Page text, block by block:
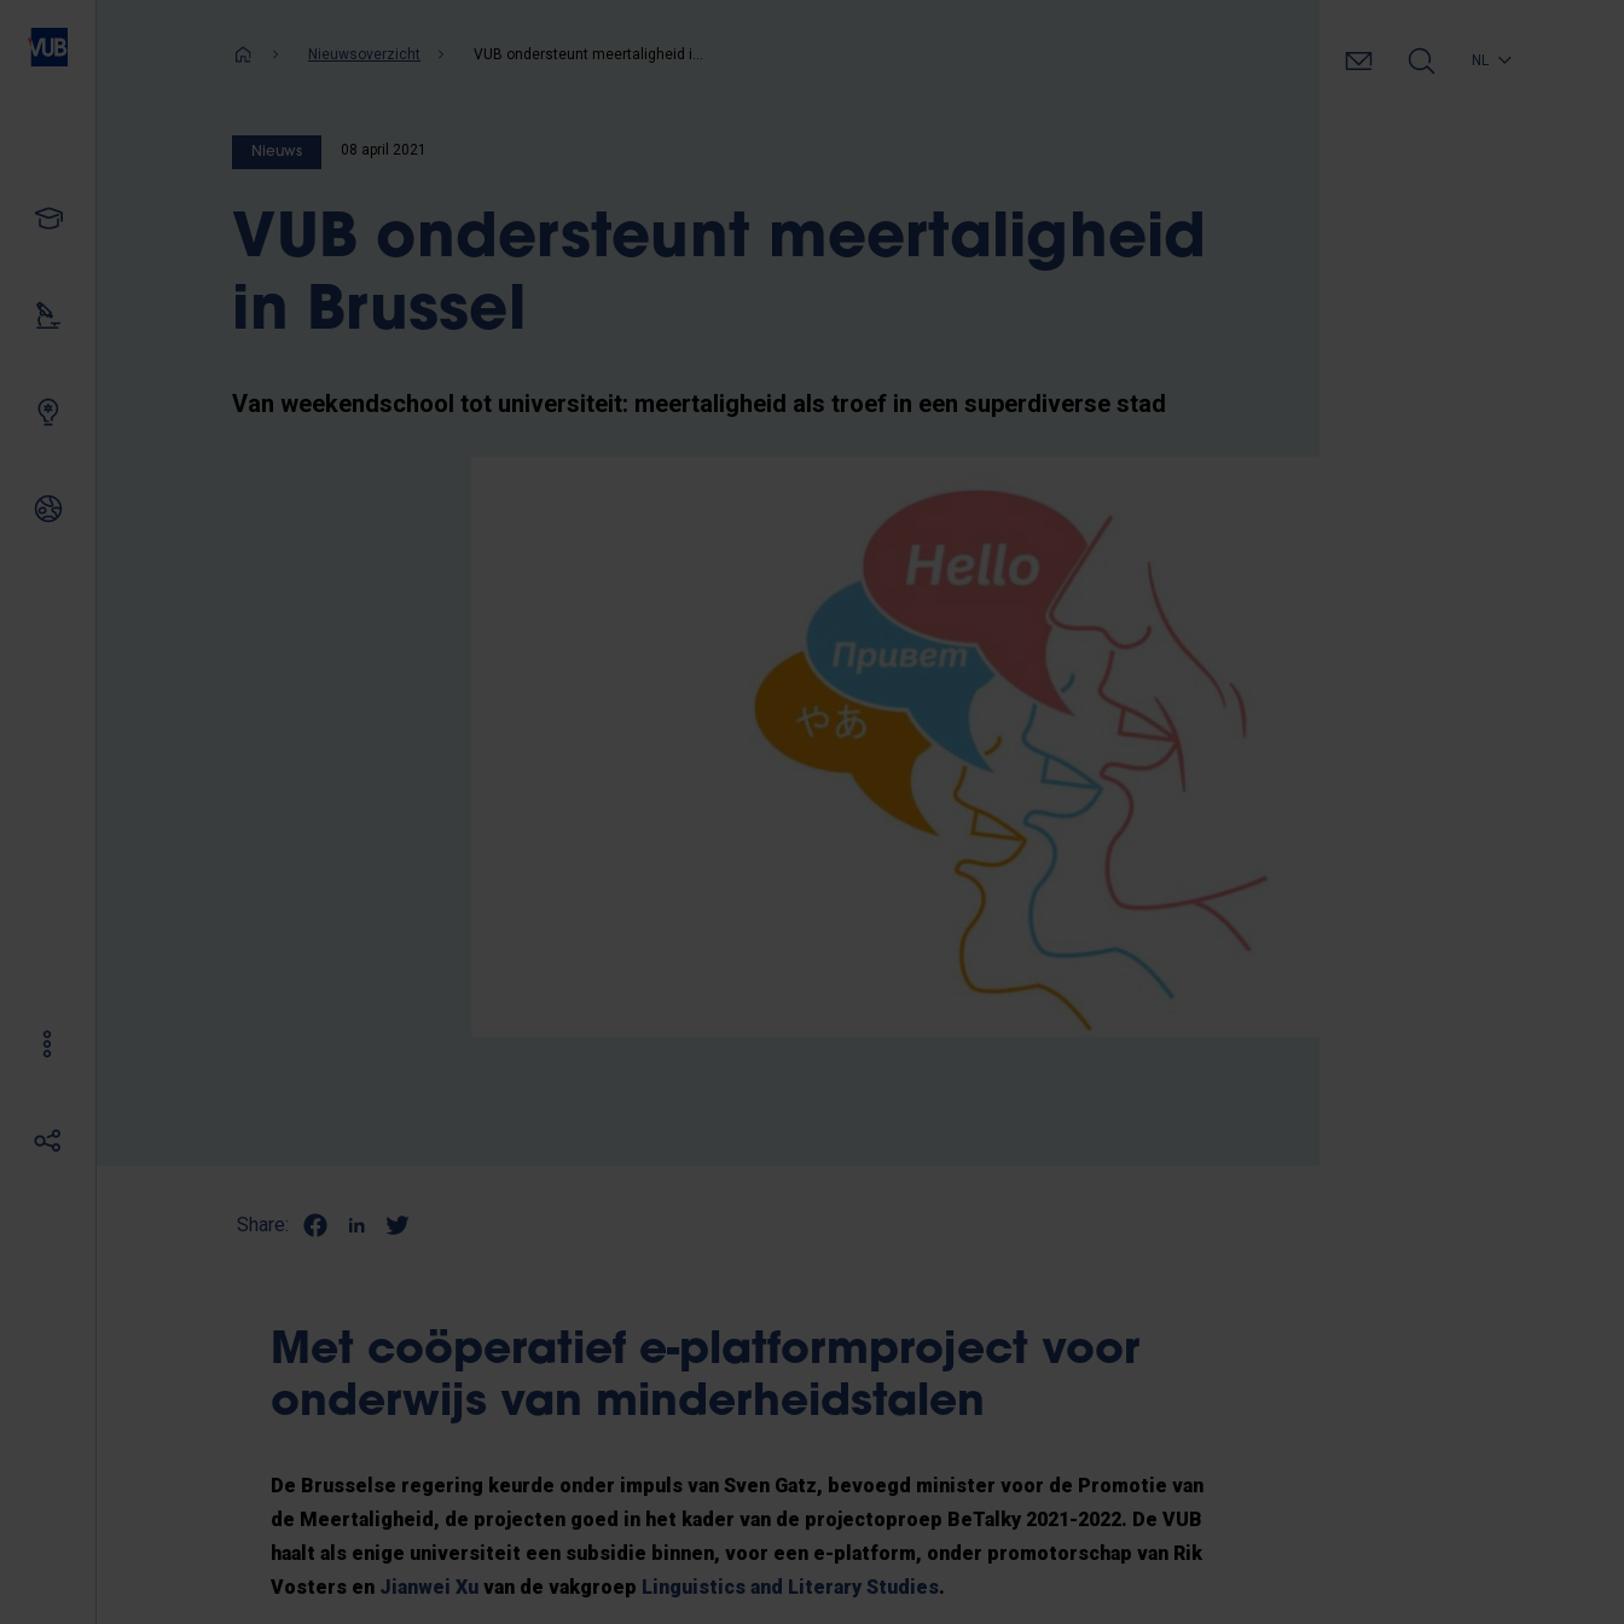
Samen innoveren
Kruimelpad
Nieuwsoverzicht NL
Nieuws 08 april 2021
VUB ondersteunt meertaligheid
in Brussel
Van weekendschool tot universiteit: meertaligheid als troef in een superdiverse stad
Share:
Met coöperatief e-platformproject voor
onderwijs van minderheidstalen
De Brusselse regering keurde onder impuls van Sven Gatz, bevoegd minister voor de Promotie van
de Meertaligheid, de projecten goed in het kader van de projectoproep BeTalky 2021-2022. De VUB
haalt als enige universiteit een subsidie binnen, voor een e-platform, onder promotorschap van Rik
Vosters en Jianwei Xu van de vakgroep Linguistics and Literary Studies.